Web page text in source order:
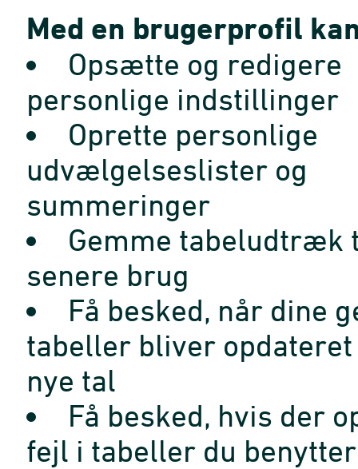
Med en brugerprofil
Opsætte og redigere
personlige indstillinger
Oprette personlige
udvælgelseslister og
summeringer
Gemme tabeludtræk
senere brug
Få besked, når dine
tabeller bliver opdateret
nye tal
Få besked, hvis der
fejl i tabeller du benytter